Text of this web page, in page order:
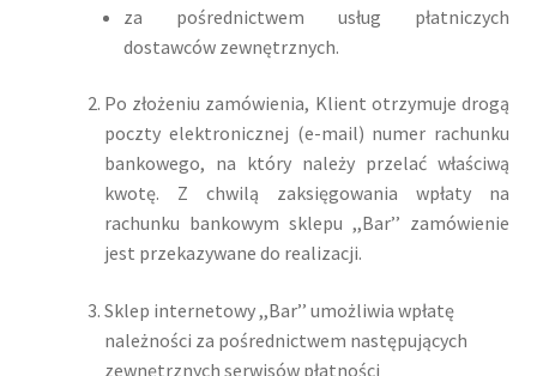
za pośrednictwem usług płatniczych
dostawców zewnętrznych.
Po złożeniu zamówienia, Klient otrzymuje drogą
poczty elektronicznej (e-mail) numer rachunku
bankowego, na który należy przelać właściwą
kwotę. Z chwilą zaksięgowania wpłaty na
rachunku bankowym sklepu ,,Bar’’ zamówienie
jest przekazywane do realizacji.
Sklep internetowy ,,Bar’’ umożliwia wpłatę
należności za pośrednictwem następujących
zewnętrznych serwisów płatności